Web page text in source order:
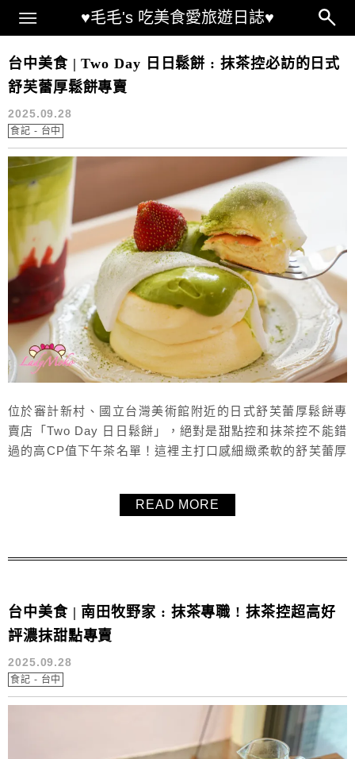
♥毛毛's 吃美食愛旅遊日誌♥
Main Menu
台灣中部◀哪裡好吃?哪裡好玩?
台中美食 | Two Day 日日鬆餅 : 抹茶控必訪的日式
舒芙蕾厚鬆餅專賣
2025.09.28
食記 - 台中
位於審計新村、國立台灣美術館附近的日式舒芙蕾厚鬆餅專
賣店「Two Day 日日鬆餅」，絕對是甜點控和抹茶控不能錯
過的高CP值下午茶名單！這裡主打口感細緻柔軟的舒芙蕾厚
水準之上，更特別為抹茶控設計抹茶專屬菜單，從抹茶甜點
READ MORE
台中美食 | 南田牧野家 : 抹茶專職 ! 抹茶控超高好
評濃抹甜點專賣
2025.09.28
食記 - 台中